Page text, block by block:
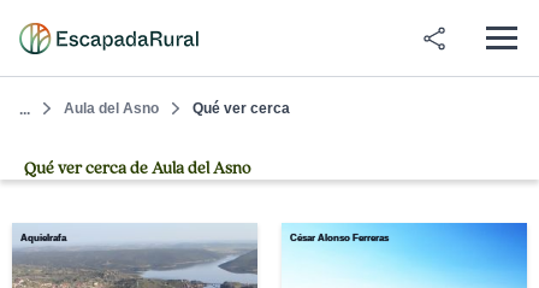
... Aula del Asno Qué ver cerca
Qué ver cerca de Aula del Asno
Aquielrafa César Alonso Ferreras